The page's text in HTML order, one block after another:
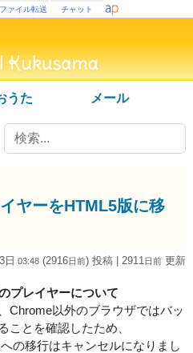
ファイル転送 チャット
うた メール
ヤーをHTML5版に移
日 03:48 (2916日前) 投稿 | 2911 日前 更新
プレイヤーについて
Chrome以外のブラウザではバッ
ことを確認したため、
の移行はキャンセルになりまし